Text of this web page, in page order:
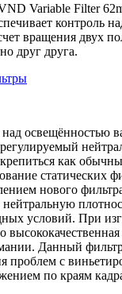
Variable Filter
контроль
вращения двух
друг друга.
освещённостью
крепиться как
статических
нового
условий. При
Данный
проблем с
по краям